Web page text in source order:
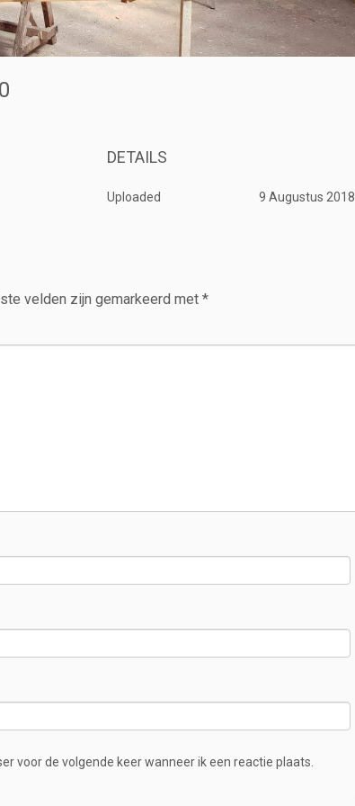
DETAILS
Uploaded 9 Augustus 2018
velden zijn gemarkeerd met *
voor de volgende keer wanneer ik een reactie plaats.